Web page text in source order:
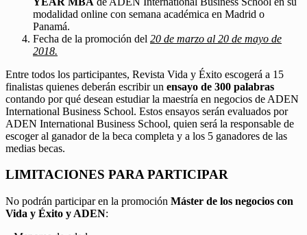
modalidad online con semana académica en Madrid o
Panamá.
Fecha de la promoción del 20 de marzo al 20 de mayo de
2018.
Entre todos los participantes, Revista Vida y Éxito escogerá a 15
finalistas quienes deberán escribir un ensayo de 300 palabras
contando por qué desean estudiar la maestría en negocios de ADEN
International Business School. Estos ensayos serán evaluados por
ADEN International Business School, quien será la responsable de
escoger al ganador de la beca completa y a los 5 ganadores de las
medias becas.
LIMITACIONES PARA PARTICIPAR
No podrán participar en la promoción Máster de los negocios con
Vida y Éxito y ADEN: